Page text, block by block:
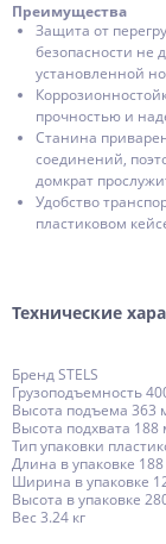
Преимущества
Защита от
безопасности не
установленной
прочностью и
Станина
соединений,
домкрат
Удобство
пластиковом
Технические
Бренд STELS
Грузоподъемность
Высота подъема 363
Высота подхвата 188
Тип упаковки
Длина в упаковке
Ширина в упаковке
Высота в упаковке
Вес 3.24 кг